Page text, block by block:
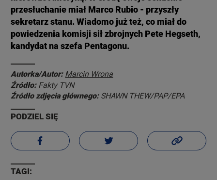
przesłuchanie miał Marco Rubio - przyszły
sekretarz stanu. Wiadomo już też, co miał do
powiedzenia komisji sił zbrojnych Pete Hegseth,
kandydat na szefa Pentagonu.
Autorka/Autor: Marcin Wrona
Źródło: Fakty TVN
Źródło zdjęcia głównego: SHAWN THEW/PAP/EPA
PODZIEL SIĘ
TAGI: